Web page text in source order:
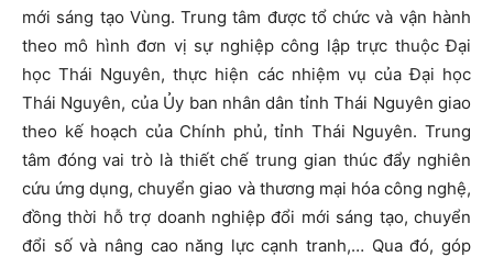
mới sáng tạo Vùng. Trung tâm được tổ chức và vận hành
theo mô hình đơn vị sự nghiệp công lập trực thuộc Đại
học Thái Nguyên, thực hiện các nhiệm vụ của Đại học
Thái Nguyên, của Ủy ban nhân dân tỉnh Thái Nguyên giao
theo kế hoạch của Chính phủ, tỉnh Thái Nguyên. Trung
tâm đóng vai trò là thiết chế trung gian thúc đẩy nghiên
cứu ứng dụng, chuyển giao và thương mại hóa công nghệ,
đồng thời hỗ trợ doanh nghiệp đổi mới sáng tạo, chuyển
đổi số và nâng cao năng lực cạnh tranh,… Qua đó, góp